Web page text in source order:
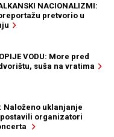
NACIONALIZMI:
pretvorio u
VODU: More pred
suša na vratima
Naloženo uklanjanje
organizatori